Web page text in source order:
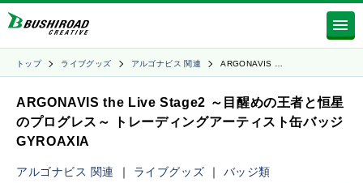
トップ ライブグッズ アルゴナビス 関連 ARGONAVIS …
ARGONAVIS the Live Stage2 ～目醒めの王者と恒星
のプログレス～ トレーディングアーティスト缶バッジ
GYROAXIA
アルゴナビス 関連 ｜ ライブグッズ ｜ バッジ類